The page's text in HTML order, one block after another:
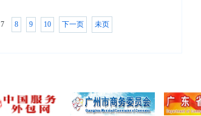
7 8 9 10 下一页 未页